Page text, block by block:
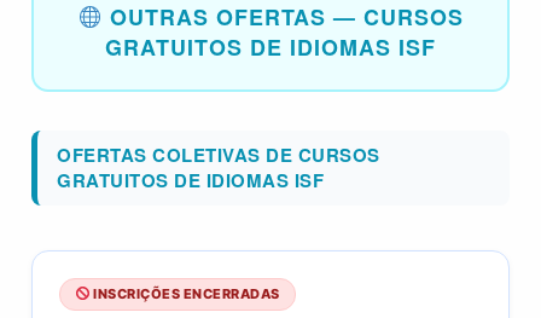
OUTRAS OFERTAS — CURSOS
GRATUITOS DE IDIOMAS ISF
OFERTAS COLETIVAS DE CURSOS
GRATUITOS DE IDIOMAS ISF
INSCRIÇÕES ENCERRADAS